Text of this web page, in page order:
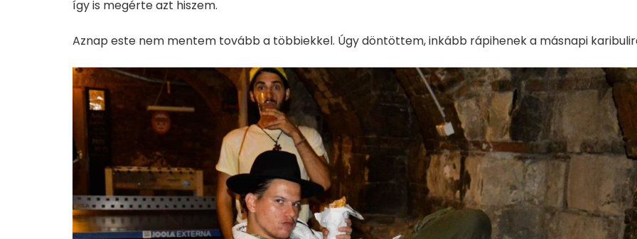
így is megérte azt hiszem.
Aznap este nem mentem tovább a többiekkel. Úgy döntöttem, inkább rápihenek a másnapi